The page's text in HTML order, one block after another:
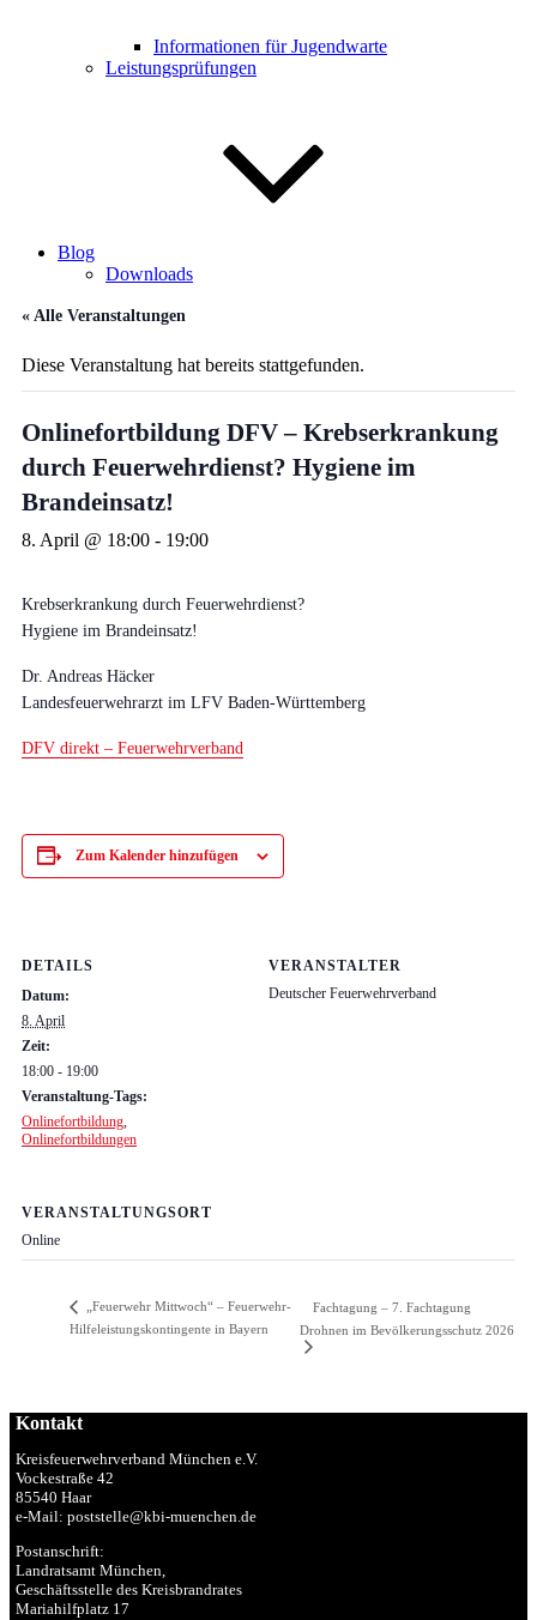
Informationen für Jugendwarte
Leistungsprüfungen
Blog
Downloads
« Alle Veranstaltungen
Diese Veranstaltung hat bereits stattgefunden.
Onlinefortbildung DFV – Krebserkrankung
durch Feuerwehrdienst? Hygiene im
Brandeinsatz!
8. April @ 18:00 - 19:00
Krebserkrankung durch Feuerwehrdienst?
Hygiene im Brandeinsatz!
Dr. Andreas Häcker
Landesfeuerwehrarzt im LFV Baden-Württemberg
DFV direkt – Feuerwehrverband
Zum Kalender hinzufügen
DETAILS
Datum:
8. April
Zeit:
18:00 - 19:00
Veranstaltung-Tags:
Onlinefortbildung,
Onlinefortbildungen
VERANSTALTER
Deutscher Feuerwehrverband
VERANSTALTUNGSORT
Online
„Feuerwehr Mittwoch“ – Feuerwehr-
Hilfeleistungskontingente in Bayern
Fachtagung – 7. Fachtagung
Drohnen im Bevölkerungsschutz 2026
Kontakt
Kreisfeuerwehrverband München e.V.
Vockestraße 42
85540 Haar
e-Mail: poststelle@kbi-muenchen.de
Postanschrift:
Landratsamt München,
Geschäftsstelle des Kreisbrandrates
Mariahilfplatz 17